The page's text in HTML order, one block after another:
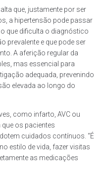
que, justamente por ser
a hipertensão pode passar
que dificulta o diagnóstico
prevalente e que pode ser
A aferição regular da
mas essencial para
adequada, prevenindo
elevada ao longo do
como infarto, AVC ou
os pacientes
cuidados contínuos. “É
estilo de vida, fazer visitas
as medicações